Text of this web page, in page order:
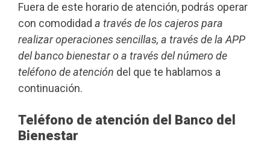
Fuera de este horario de atención, podrás operar
con comodidad a través de los cajeros para
realizar operaciones sencillas, a través de la APP
del banco bienestar o a través del número de
teléfono de atención del que te hablamos a
continuación.
Teléfono de atención del Banco del
Bienestar